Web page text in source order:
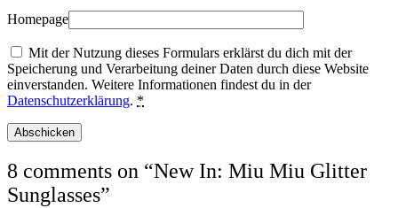
Homepage
Mit der Nutzung dieses Formulars erklärst du dich mit der
Speicherung und Verarbeitung deiner Daten durch diese Website
einverstanden. Weitere Informationen findest du in der
Datenschutzerklärung. *
8 comments on “New In: Miu Miu Glitter
Sunglasses”